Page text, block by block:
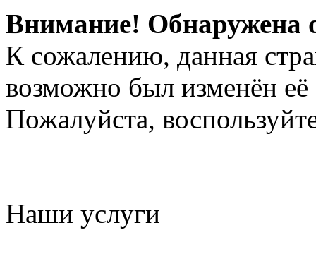
Внимание! Обнаружена
К сожалению, данная
возможно был изменён её
Пожалуйста,
Наши услуги